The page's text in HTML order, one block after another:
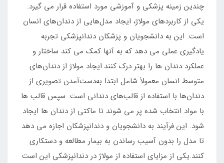
چندین زمینه پزشکی و آموزشی مورد استفاده قرار می گیرد.
یکی از کاربردهای مولاژ، ایجاد مدل‌هایی از دندان‌های انسان
است. این به دانشجویان و پزشکان دندانپزشکی تجربه
یادگیری عملی می دهد که به آنها کمک می کند ساختار و
عملکرد دندان ها را بهتر درک کنند.ایجاد مولاژ از دندان‌های
متوسط انسان معمولاً شامل ابتدا به‌دست‌آمدن تصویری از
دندان‌ها با استفاده از قالب‌های دندانی است. سپس قالب ها
با مواد انتخاب شده پر می شوند تا ماکتی از دندان ها ایجاد
شود. این فرآیند به دانشجویان و دندانپزشکان اجازه می دهد
تا مدل را بدون آسیب رساندن به بیمار مطالعه و دستکاری
کنند.یکی از مزایای استفاده از مولاژ در دندانپزشکی این است